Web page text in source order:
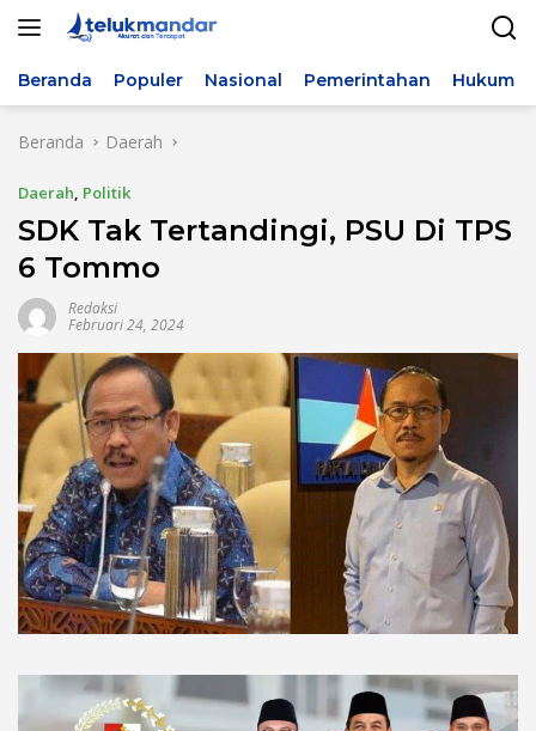
Beranda Populer Nasional Pemerintahan Hukum
Beranda Daerah
Daerah, Politik
SDK Tak Tertandingi, PSU Di TPS
6 Tommo
Redaksi
Februari 24, 2024